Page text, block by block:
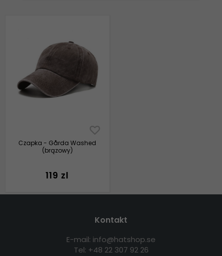
Czapka - Gårda Washed
(brązowy)
119 zl
Kontakt
E-mail: info@hatshop.se
Tel: +48 22 307 92 26